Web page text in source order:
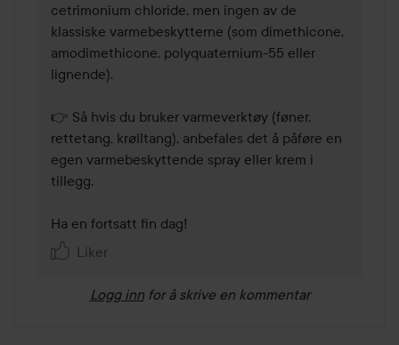
cetrimonium chloride, men ingen av de
klassiske varmebeskytterne (som dimethicone,
amodimethicone, polyquaternium-55 eller
lignende).
👉 Så hvis du bruker varmeverktøy (føner,
rettetang, krølltang), anbefales det å påføre en
egen varmebeskyttende spray eller krem i
tillegg.
Ha en fortsatt fin dag!
Liker
Logg inn for å skrive en kommentar